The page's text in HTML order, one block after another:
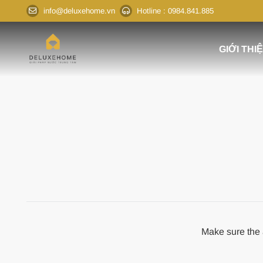
info@deluxehome.vn Hotline : 0984.841.885
GIỚI
Make sure